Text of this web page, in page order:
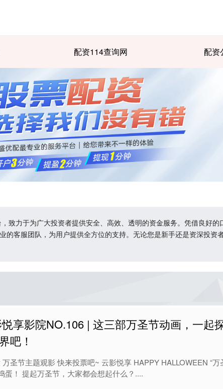
配资114查询网 配资
致力于为广大投资者提供安全、高效、透明的资金服务。凭借良好
的客服团队，为用户提供全方位的支持。无论您是新手还是资深投
享影院NO.106 | 这三部万圣节动画，一起
吧！
圣节主题观影 快来投票吧~ 云影悦享 HAPPY HALLOWEEN “万
蛋！ 提起万圣节，大家都会想起什么？....